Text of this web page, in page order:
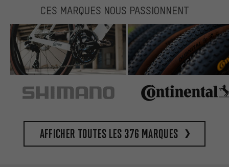
CES MARQUES NOUS PASSIONNENT
Afficher toutes les 376 marques